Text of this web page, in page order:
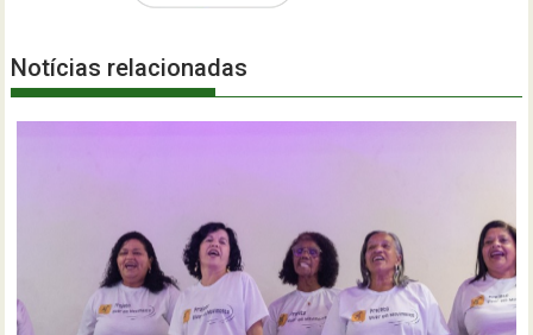
Notícias relacionadas